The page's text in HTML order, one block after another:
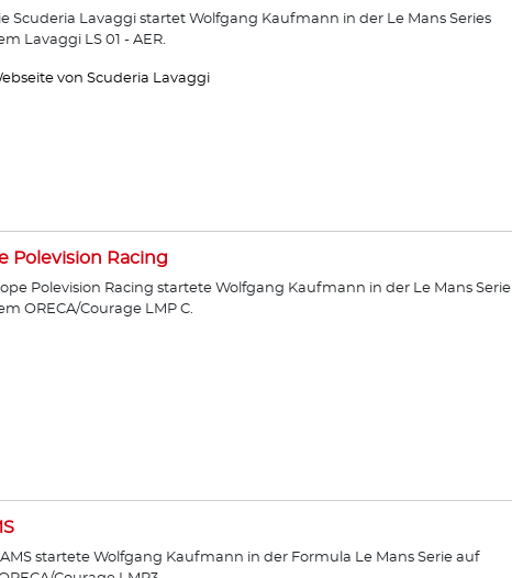
Scuderia Lavaggi startet Wolfgang Kaufmann in der Le Mans Series
Lavaggi LS 01 - AER.
von Scuderia Lavaggi
Polevision Racing
Polevision Racing startete Wolfgang Kaufmann in der Le Mans Serie
ORECA/Courage LMP C.
startete Wolfgang Kaufmann in der Formula Le Mans Serie auf